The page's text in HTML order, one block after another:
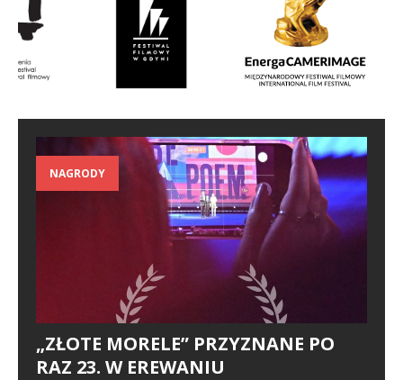
NAGRODY
„ZŁOTE MORELE” PRZYZNANE PO
RAZ 23. W EREWANIU